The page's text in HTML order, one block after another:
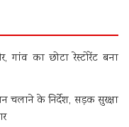
गांव का छोटा रेस्टोरेंट बना
चलाने के निर्देश, सड़क सुरक्षा